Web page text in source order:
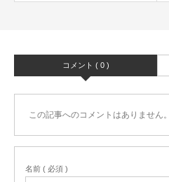
コメント ( 0 )
この記事へのコメントはありません。
名前 ( 必須 )